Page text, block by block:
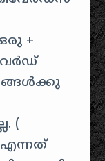
+
(
എന്നത്